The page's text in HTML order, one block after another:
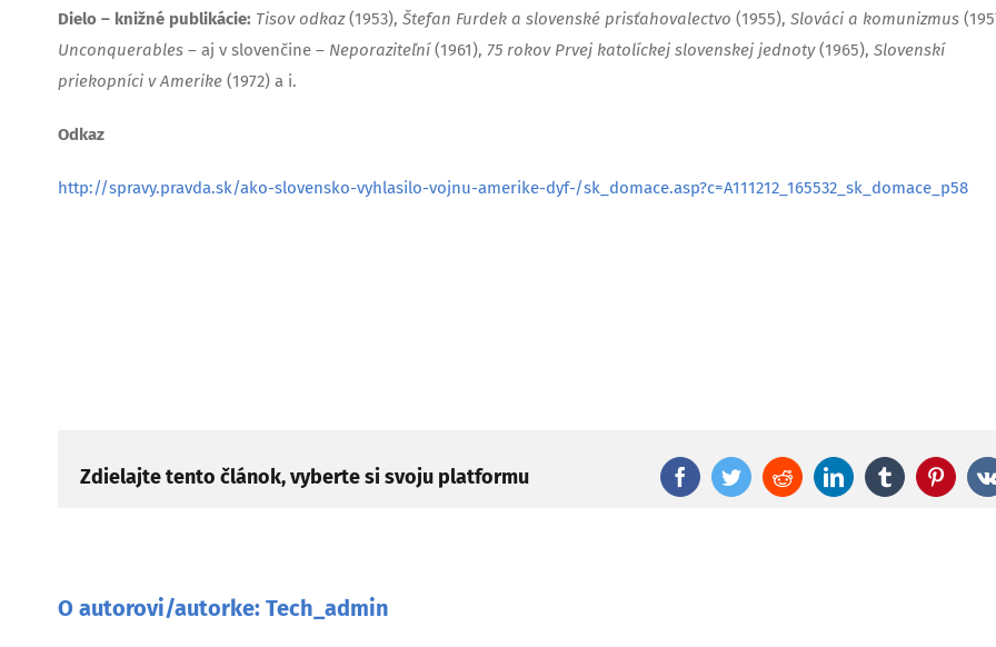
Dielo – knižné publikácie: Tisov odkaz(1953), Štefan Furdek a slovenské prisťahovalectvo (1955), Slováci a komunizmus
Unconquerables – aj v slovenčine – Neporaziteľní(1961), 75 rokov Prvej katolíckej slovenskej jednoty(1965), Slovenskí
priekopníci v Amerike (1972) a i.
Odkaz
http://spravy.pravda.sk/ako-slovensko-vyhlasilo-vojnu-amerike-dyf-/sk_domace.asp?c=A111212_165532_sk_domace_p58
Zdielajte tento článok, vyberte si svoju platformu FacebookTwitterRedditLinkedInTumblr
O autorovi/autorke: Tech_admin